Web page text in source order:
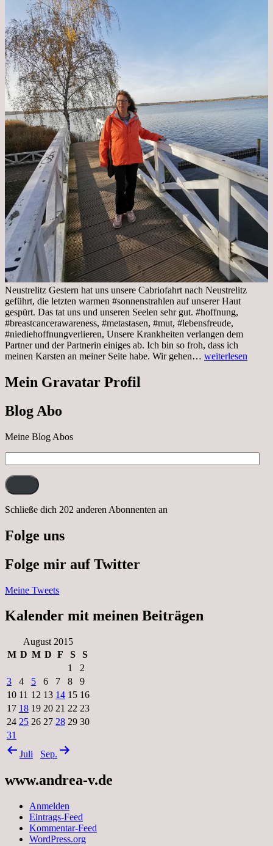
Neustrelitz Gestern hat uns unsere Cabriofahrt nach Neustrelitz
geführt, die letzten warmen #sonnenstrahlen auf unserer Haut
gespürt. Das tat uns und unseren Seelen sehr gut. #hoffnung,
#breastcancerawareness, #metastasen, #mut, #lebensfreude,
#niediehoffnungverlieren, Unsere Krankheiten verlangen dem
Partner und der Partnerin einiges ab. Ich bin so froh, dass ich
meinen Karsten an meiner Seite habe. Wir gehen… Sonnabend,
weiterlesen
Mein Gravatar Profil
Blog Abo
Meine Blog Abos
Mail-
Adresse:
Schließe dich 202 anderen Abonnenten an
Folge uns
Folge mir auf Twitter
Meine Tweets
Kalender mit meinen Beiträgen
August 2015
M D M D F S
S
1
2
3
4 5 6 7 8
9
10 11 12 13 14 15 16
17 18 19 20 21 22 23
24 25 26 27 28 29 30
31
Juli
Sep.
www.andrea-v.de
Anmelden
Eintrags-Feed
Kommentar-Feed
WordPress.org